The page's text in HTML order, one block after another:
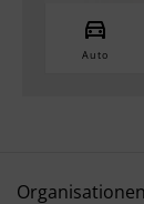
Auto
Organisationen